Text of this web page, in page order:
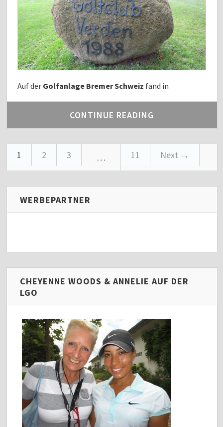
Auf der Golfanlage Bremer Schweiz fand in
CONTINUE READING
1 2 3 … 11 Next →
WERBEPARTNER
CHEYENNE WOODS & ANNELIE AUF DER
LGO